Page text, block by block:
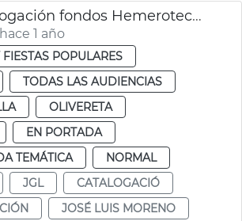
Beca catalogación fondos Hemeroteca y Biblioteca Histórica
1 año
POPULARES
TODAS LAS AUDIENCIAS
OLIVERETA
EN PORTADA
TEMÁTICA
NORMAL
JGL
CATALOGACIÓ
JOSÉ LUIS MORENO